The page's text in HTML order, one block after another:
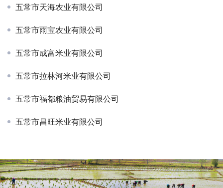
五常市天海农业有限公司
五常市雨宝农业有限公司
五常市成富米业有限公司
五常市拉林河米业有限公司
五常市福都粮油贸易有限公司
五常市昌旺米业有限公司